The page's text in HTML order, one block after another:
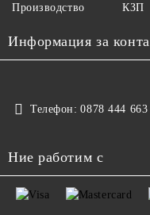
Производство КЗП
Информация за
Телефон: 0878 444 663
Ние работим с